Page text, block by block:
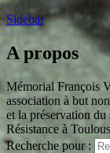
Sidebar
A propos
Mémorial François
association à but
et la préservation
Résistance à
Recherche pour :